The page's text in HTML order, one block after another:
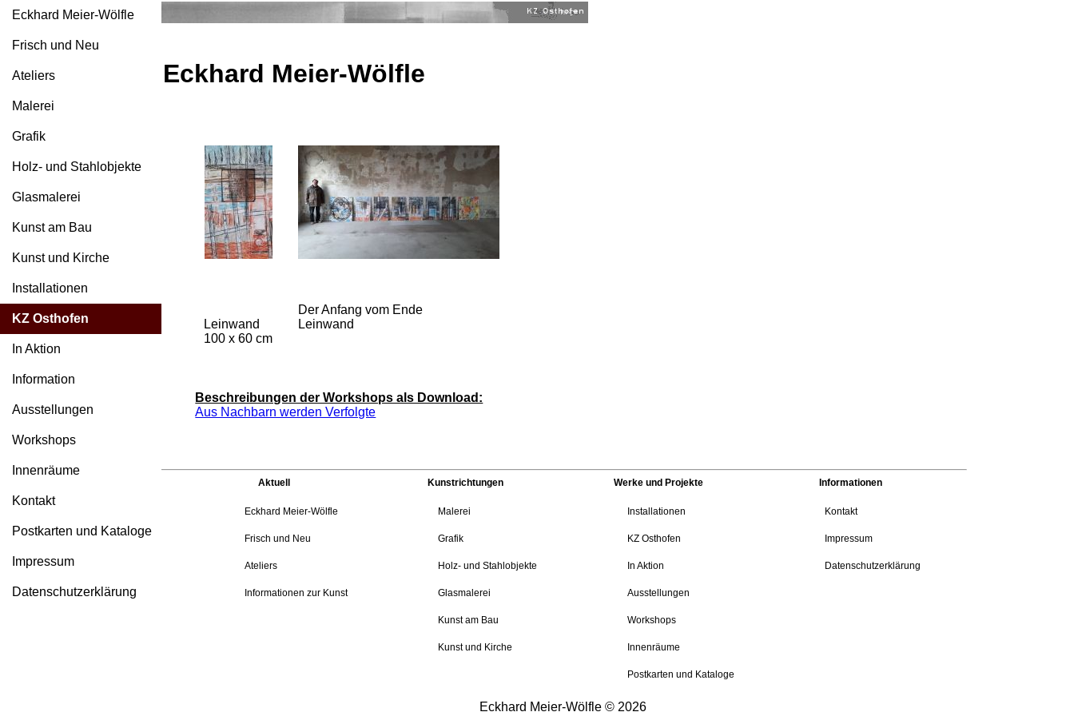
Eckhard Meier-Wölfle
Frisch und Neu
Ateliers
Malerei
Grafik
Holz- und Stahlobjekte
Glasmalerei
Kunst am Bau
Kunst und Kirche
Installationen
KZ Osthofen
In Aktion
Information
Ausstellungen
Workshops
Innenräume
Kontakt
Postkarten und Kataloge
Impressum
Datenschutzerklärung
Eckhard Meier-Wölfle
Leinwand
100 x 60 cm
Der Anfang vom Ende
Leinwand
Beschreibungen der Workshops als Download:
Aus Nachbarn werden Verfolgte
Aktuell
Eckhard Meier-Wölfle
Frisch und Neu
Ateliers
Informationen zur Kunst
Kunstrichtungen
Malerei
Grafik
Holz- und Stahlobjekte
Glasmalerei
Kunst am Bau
Kunst und Kirche
Werke und Projekte
Installationen
KZ Osthofen
In Aktion
Ausstellungen
Workshops
Innenräume
Postkarten und Kataloge
Informationen
Kontakt
Impressum
Datenschutzerklärung
Eckhard Meier-Wölfle © 2026